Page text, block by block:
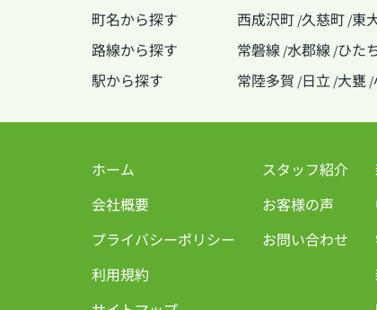
町名から探す
西成沢町 /久慈町 /東
路線から探す
常磐線 /水郡線 /ひた
駅から探す
常陸多賀 /日立 /大甕 /
ホーム
会社概要
プライバシーポリシー
利用規約
スタッフ紹介
お客様の声
お問い合わせ